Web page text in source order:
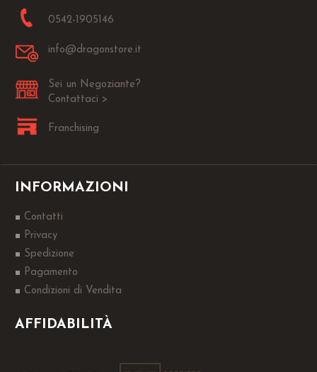
0542-1905146
info@dragonstore.it
Sei un Negoziante?
Contattaci >
Franchising
INFORMAZIONI
Contatti
Privacy
Spedizione
Pagamento
Condizioni di Vendita
AFFIDABILITÀ